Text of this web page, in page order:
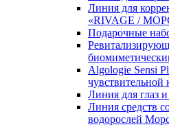
Линия для
«RIVAGE /
Подарочные
Algologie Sensi
Линия для глаз
Линия средств
водорослей